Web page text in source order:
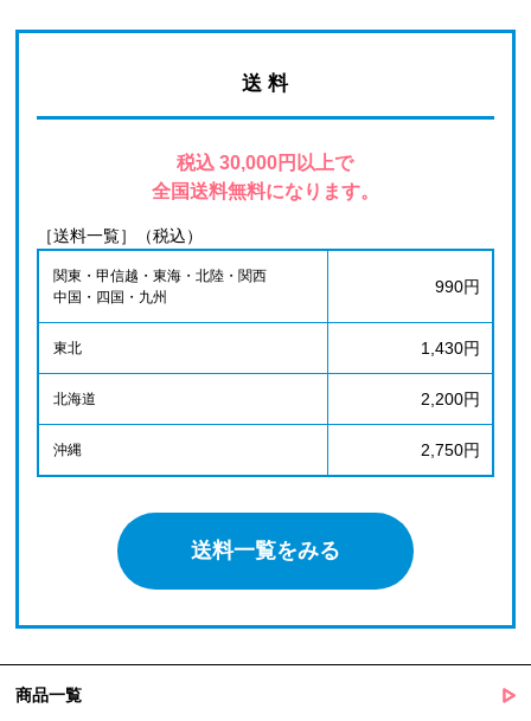
送 料
税込 30,000円以上で
全国送料無料になります。
［送料一覧］（税込）
関東・甲信越・東海・北陸・関西
中国・四国・九州
990円
東北 1,430円
北海道 2,200円
沖縄 2,750円
送料一覧をみる
商品一覧